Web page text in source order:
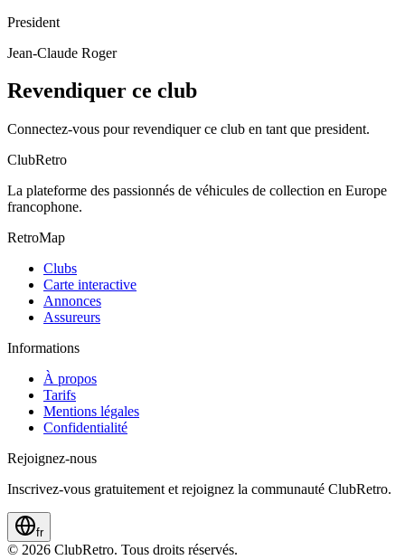
President
Jean-Claude Roger
Revendiquer ce club
Connectez-vous pour revendiquer ce club en tant que president.
ClubRetro
La plateforme des passionnés de véhicules de collection en Europe
francophone.
RetroMap
Clubs
Carte interactive
Annonces
Assureurs
Informations
À propos
Tarifs
Mentions légales
Confidentialité
Rejoignez-nous
Inscrivez-vous gratuitement et rejoignez la communauté ClubRetro.
fr
© 2026 ClubRetro. Tous droits réservés.